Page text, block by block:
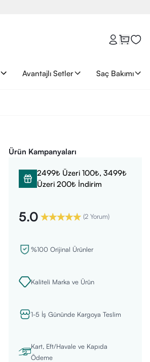
Avantajlı Setler Saç Bakımı
Ürün Kampanyaları
2499₺ Üzeri 100₺, 3499₺
Üzeri 200₺ İndirim
5.0 (2 Yorum)
%100 Orijinal Ürünler
Kaliteli Marka ve Ürün
1-5 İş Gününde Kargoya Teslim
Kart, Eft/Havale ve Kapıda
Ödeme